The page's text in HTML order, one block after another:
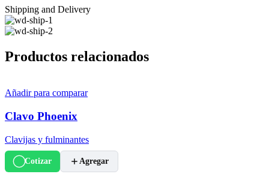
Shipping and Delivery
Productos relacionados
Añadir para comparar
Clavo Phoenix
Clavijas y fulminantes
Cotizar Agregar